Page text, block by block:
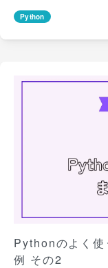
Python
Pythonのよく使
例 その2